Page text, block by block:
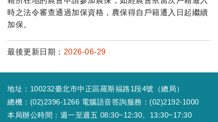
時之法令審查通過加保資格，農保得自戶籍遷入日起繼續
加保。
最後更新日期： 2026-06-29
地址：100232臺北市中正區羅斯福路1段4號（總局）
總機：(02)2396-1266 電腦語音答詢服務：(02)2192-1000
本局辦公時間：週一至週五 08:30~12:30、13:30~17:30